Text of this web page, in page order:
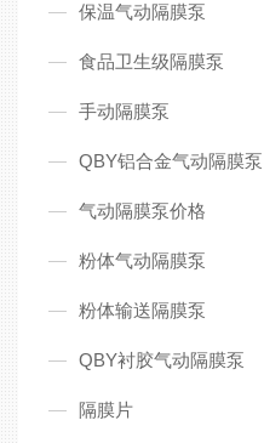
保温气动隔膜泵
食品卫生级隔膜泵
手动隔膜泵
QBY铝合金气动隔膜泵
气动隔膜泵价格
粉体气动隔膜泵
粉体输送隔膜泵
QBY衬胶气动隔膜泵
隔膜片